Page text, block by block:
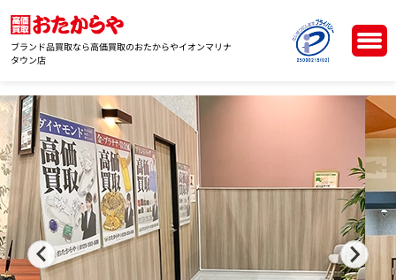
ブランド品買取なら高価買取のおたからやイオンマリナ
タウン店